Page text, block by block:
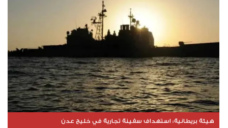
هيئة بريطانية: استهداف سفينة تجارية في خليج عدن